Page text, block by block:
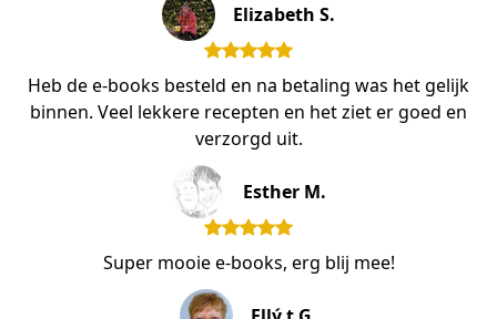
Elizabeth S.
Heb de e-books besteld en na betaling was het gelijk
binnen. Veel lekkere recepten en het ziet er goed en
verzorgd uit.
Esther M.
Super mooie e-books, erg blij mee!